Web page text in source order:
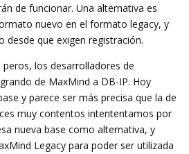
de funcionar. Una alternativa es
nuevo en el formato legacy, y
desde que exigen registración.
los desarrolladores de
de MaxMind a DB-IP. Hoy
y parece ser más precisa que la de
muy contentos intententamos por
nueva base como alternativa, y
Legacy para poder ser utilizada